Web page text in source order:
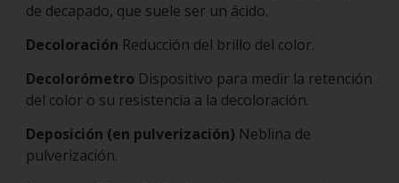
de decapado, que suele ser un ácido.
Decoloración Reducción del brillo del color.
Decolorómetro Dispositivo para medir la retención
del color o su resistencia a la decoloración.
Deposición (en pulverización) Neblina de
pulverización.